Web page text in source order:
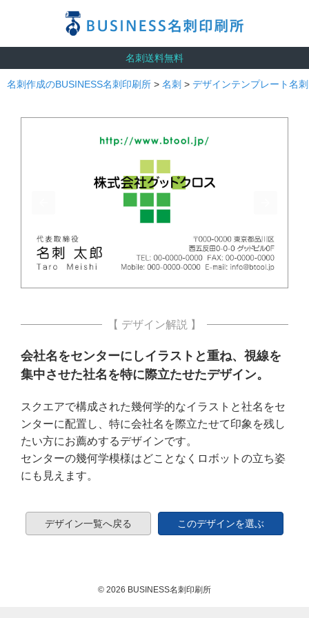
名刺送料無料
名刺作成のBUSINESS名刺印刷所 > 名刺 > デザインテンプレート名刺
【 デザイン解説 】
会社名をセンターにしイラストと重ね、視線を
集中させた社名を特に際立たせたデザイン。
スクエアで構成された幾何学的なイラストと社名をセ
ンターに配置し、特に会社名を際立たせて印象を残し
たい方にお薦めするデザインです。
センターの幾何学模様はどことなくロボットの立ち姿
にも見えます。
デザイン一覧へ戻る このデザインを選ぶ
© 2026 BUSINESS名刺印刷所